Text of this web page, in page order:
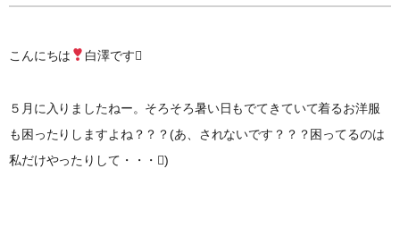
こんにちは 白澤です
５月に入りましたねー。そろそろ暑い日もでてきていて着るお洋服
も困ったりしますよね？？？(あ、されないです？？？困ってるのは
私だけやったりして・・・)